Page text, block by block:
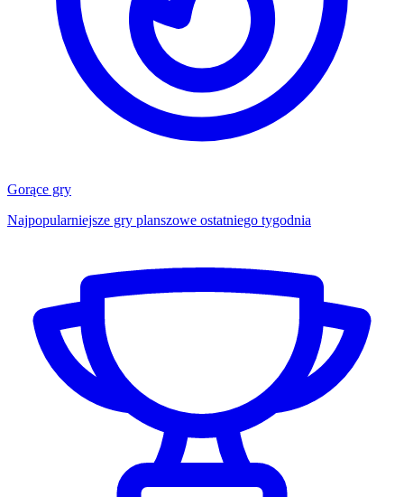
Gorące gry
Najpopularniejsze gry planszowe ostatniego tygodnia